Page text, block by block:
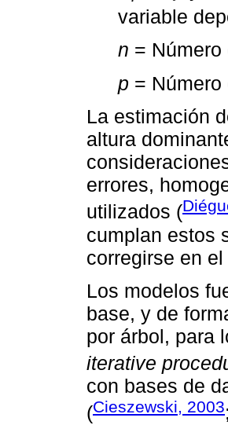
variable
n =
p =
La estimación
altura
errores,
utilizados (
cumplan estos
corregirse en
Los modelos
base, y de
por árbol, para
iterative
con bases de
(Cieszewski, 2003;